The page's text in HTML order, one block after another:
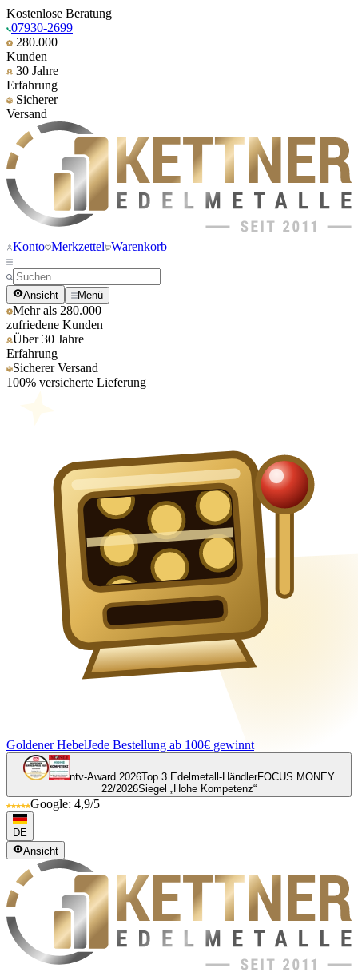
Kostenlose Beratung
07930-2699
280.000
Kunden
30 Jahre
Erfahrung
Sicherer
Versand
Konto Merkzettel Warenkorb
Ansicht Menü
Mehr als 280.000
zufriedene Kunden
Über 30 Jahre
Erfahrung
Sicherer Versand
100% versicherte Lieferung
Goldener HebelJede Bestellung ab 100€ gewinnt
ntv-Award 2026Top 3 Edelmetall-HändlerFOCUS MONEY
22/2026Siegel „Hohe Kompetenz“
Google: 4,9/5
DE
Ansicht